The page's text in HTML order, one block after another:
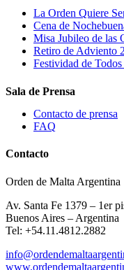
La Orden Quiere
Cena de
Misa Jubileo de las
Retiro de Adviento
Festividad de
Sala de Prensa
Contacto de prensa
FAQ
Contacto
Orden de Malta Argentina
Av. Santa Fe 1379 – 1er
Buenos Aires – Argentina
Tel: +54.11.4812.2882